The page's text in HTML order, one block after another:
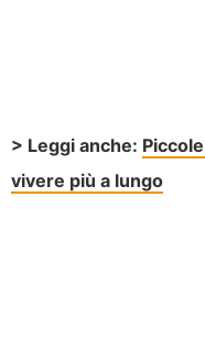
> Leggi anche:
vivere più a lungo